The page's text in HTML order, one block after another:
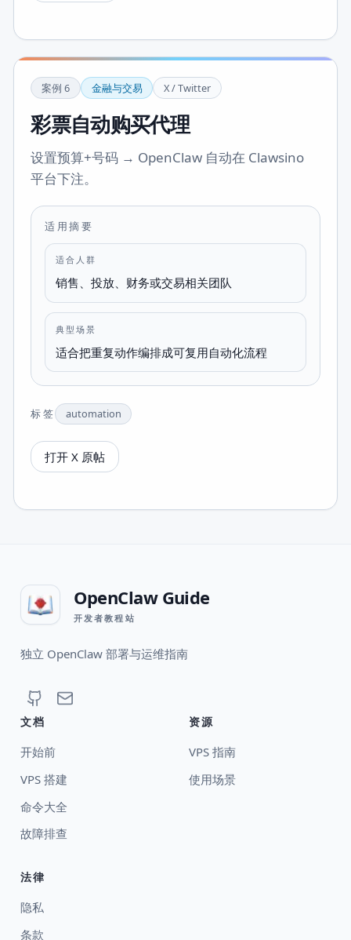
案例 6 金融与交易 X / Twitter
彩票自动购买代理
设置预算+号码 → OpenClaw 自动在 Clawsino
平台下注。
适用摘要
适合人群
销售、投放、财务或交易相关团队
典型场景
适合把重复动作编排成可复用自动化流程
标签 automation
打开 X 原帖
OpenClaw Guide
开发者教程站
独立 OpenClaw 部署与运维指南
文档
开始前
VPS 搭建
命令大全
故障排查
资源
VPS 指南
使用场景
法律
隐私
条款